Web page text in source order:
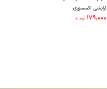
آرایشی اکسسوری
۱۷۹,۰۰۰ تومــانـ